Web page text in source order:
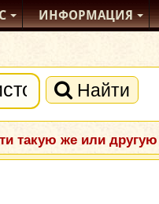
ИНФОРМАЦИЯ
Найти
такую же или другую